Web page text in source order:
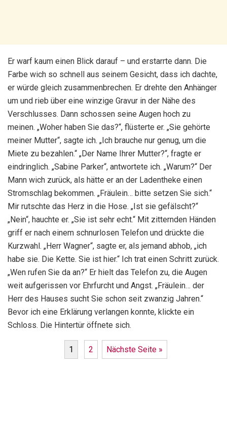
Er warf kaum einen Blick darauf – und erstarrte dann. Die
Farbe wich so schnell aus seinem Gesicht, dass ich dachte,
er würde gleich zusammenbrechen. Er drehte den Anhänger
um und rieb über eine winzige Gravur in der Nähe des
Verschlusses. Dann schossen seine Augen hoch zu
meinen. „Woher haben Sie das?“, flüsterte er. „Sie gehörte
meiner Mutter“, sagte ich. „Ich brauche nur genug, um die
Miete zu bezahlen.“ „Der Name Ihrer Mutter?“, fragte er
eindringlich. „Sabine Parker“, antwortete ich. „Warum?“ Der
Mann wich zurück, als hätte er an der Ladentheke einen
Stromschlag bekommen. „Fräulein… bitte setzen Sie sich.“
Mir rutschte das Herz in die Hose. „Ist sie gefälscht?“
„Nein“, hauchte er. „Sie ist sehr echt.“ Mit zitternden Händen
griff er nach einem schnurlosen Telefon und drückte die
Kurzwahl. „Herr Wagner“, sagte er, als jemand abhob, „ich
habe sie. Die Kette. Sie ist hier.“ Ich trat einen Schritt zurück.
„Wen rufen Sie da an?“ Er hielt das Telefon zu, die Augen
weit aufgerissen vor Ehrfurcht und Angst. „Fräulein… der
Herr des Hauses sucht Sie schon seit zwanzig Jahren.“
Bevor ich eine Erklärung verlangen konnte, klickte ein
Schloss. Die Hintertür öffnete sich.
1 2 Nächste Seite »